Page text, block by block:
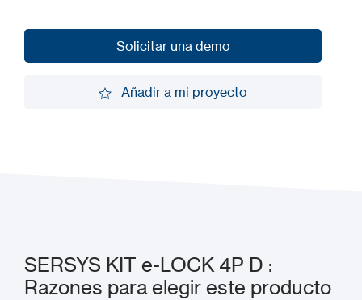
Solicitar una demo
Añadir a mi proyecto
SERSYS KIT e-LOCK 4P D :
Razones para elegir este producto